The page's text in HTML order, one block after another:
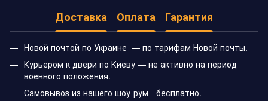
Доставка Оплата Гарантия
Новой почтой по Украине — по тарифам Новой почты.
Курьером к двери по Киеву — не активно на период
военного положения.
Самовывоз из нашего шоу-рум - бесплатно.